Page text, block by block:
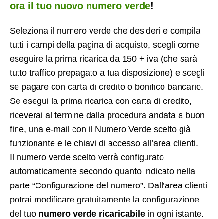
ora il tuo nuovo numero verde!
Seleziona il numero verde che desideri e compila
tutti i campi della pagina di acquisto, scegli come
eseguire la prima ricarica da 150 + iva (che sarà
tutto traffico prepagato a tua disposizione) e scegli
se pagare con carta di credito o bonifico bancario.
Se esegui la prima ricarica con carta di credito,
riceverai al termine dalla procedura andata a buon
fine, una e-mail con il Numero Verde scelto già
funzionante e le chiavi di accesso all’area clienti.
Il numero verde scelto verrà configurato
automaticamente secondo quanto indicato nella
parte “Configurazione del numero”. Dall’area clienti
potrai modificare gratuitamente la configurazione
del tuo numero verde ricaricabile in ogni istante.